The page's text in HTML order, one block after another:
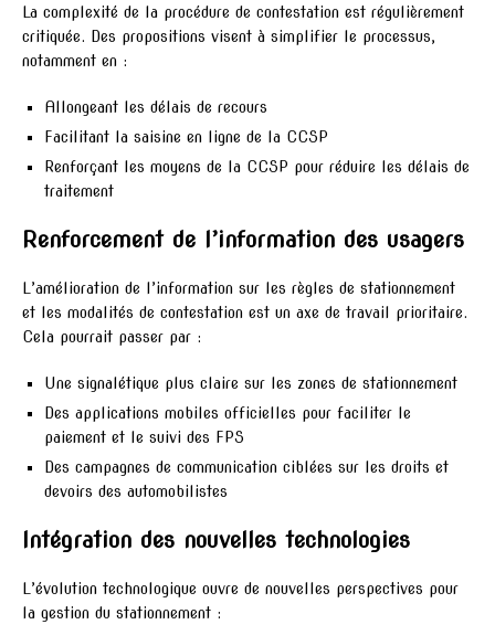
La complexité de la procédure de contestation est régulièrement
critiquée. Des propositions visent à simplifier le processus,
notamment en :
Allongeant les délais de recours
Facilitant la saisine en ligne de la CCSP
Renforçant les moyens de la CCSP pour réduire les délais de
traitement
Renforcement de l’information des usagers
L’amélioration de l’information sur les règles de stationnement
et les modalités de contestation est un axe de travail prioritaire.
Cela pourrait passer par :
Une signalétique plus claire sur les zones de stationnement
Des applications mobiles officielles pour faciliter le
paiement et le suivi des FPS
Des campagnes de communication ciblées sur les droits et
devoirs des automobilistes
Intégration des nouvelles technologies
L’évolution technologique ouvre de nouvelles perspectives pour
la gestion du stationnement :